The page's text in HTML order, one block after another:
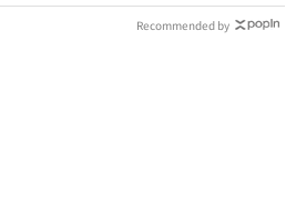
Recommended by